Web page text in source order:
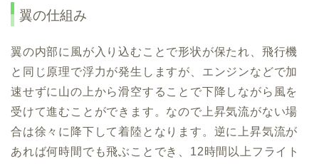
翼の仕組み
翼の内部に風が入り込むことで形状が保たれ、飛行機
と同じ原理で浮力が発生しますが、エンジンなどで加
速せずに山の上から滑空することで下降しながら風を
受けて進むことができます。なので上昇気流がない場
合は徐々に降下して着陸となります。逆に上昇気流が
あれば何時間でも飛ぶことでき、12時間以上フライト